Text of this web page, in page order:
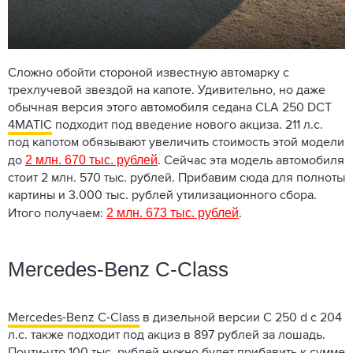
Сложно обойти стороной известную автомарку с
трехлучевой звездой на капоте. Удивительно, но даже
обычная версия этого автомобиля седана CLA 250 DCT
4MATIC подходит под введение нового акциза. 211 л.с.
под капотом обязывают увеличить стоимость этой модели
до 2 млн. 670 тыс. рублей. Сейчас эта модель автомобиля
стоит 2 млн. 570 тыс. рублей. Прибавим сюда для полноты
картины и 3.000 тыс. рублей утилизационного сбора.
Итого получаем: 2 млн. 673 тыс. рублей.
Mercedes-Benz C-Class
Mercedes-Benz C-Class в дизельной версии C 250 d с 204
л.с. также подходит под акциз в 897 рублей за лошадь.